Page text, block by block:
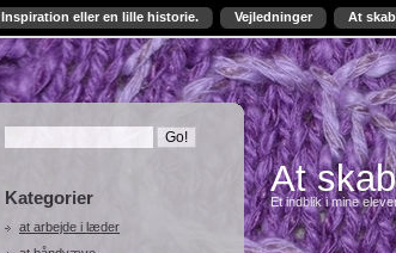
Inspiration eller en lille historie. Vejledninger At
Kategorier
at arbejde i læder
At
Et indblik i mine